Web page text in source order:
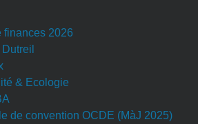
finances 2026
& Ecologie
de convention OCDE (MàJ 2025)